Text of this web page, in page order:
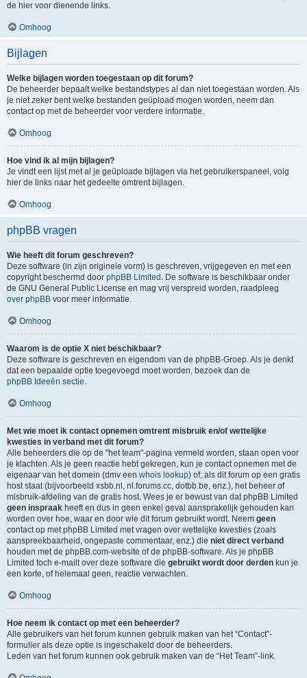
de hier voor dienende links.
Omhoog
Bijlagen
Welke bijlagen worden toegestaan op dit forum?
De beheerder bepaalt welke bestandstypes al dan niet toegestaan worden. Als
je niet zeker bent welke bestanden geüpload mogen worden, neem dan
contact op met de beheerder voor verdere informatie.
Omhoog
Hoe vind ik al mijn bijlagen?
Je vindt een lijst met al je geüploade bijlagen via het gebruikerspaneel, volg
hier de links naar het gedeelte omtrent bijlagen.
Omhoog
phpBB vragen
Wie heeft dit forum geschreven?
Deze software (in zijn originele vorm) is geschreven, vrijgegeven en met een
copyright beschermd door phpBB Limited . De software is beschikbaar onder
de GNU General Public License en mag vrij verspreid worden, raadpleeg
over phpBB voor meer informatie.
Omhoog
Waarom is de optie X niet beschikbaar?
Deze software is geschreven en eigendom van de phpBB-Groep. Als je denkt
dat een bepaalde optie toegevoegd moet worden, bezoek dan de
phpBB Ideeën sectie.
Omhoog
Met wie moet ik contact opnemen omtrent misbruik en/of wettelijke
kwesties in verband met dit forum?
Alle beheerders die op de "het team"-pagina vermeld worden, staan open voor
je klachten. Als je geen reactie hebt gekregen, kun je contact opnemen met de
eigenaar van het domein (dmv een whois lookup) of, als dit forum op een gratis
host staat (bijvoorbeeld xsbb.nl, nl.forums.cc, dotbb.be, enz.), het beheer of
misbruik-afdeling van de gratis host. Wees je er bewust van dat phpBB Limited
geen inspraak heeft en dus in geen enkel geval aansprakelijk gehouden kan
worden over hoe, waar en door wie dit forum gebruikt wordt. Neem geen
contact op met phpBB Limited met vragen over wettelijke kwesties (zoals
aanspreekbaarheid, ongepaste commentaar, enz.) die niet direct verband
houden met de phpBB.com-website of de phpBB-software. Als je phpBB
Limited toch e-mailt over deze software die gebruikt wordt door derden kun je
een korte, of helemaal geen, reactie verwachten.
Omhoog
Hoe neem ik contact op met een beheerder?
Alle gebruikers van het forum kunnen gebruik maken van het “Contact”-
formulier als deze optie is ingeschakeld door de beheerders.
Leden van het forum kunnen ook gebruik maken van de “Het Team”-link.